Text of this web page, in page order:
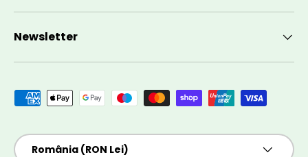
Newsletter
Metode de plată acceptate
Țară/Regiune
România (RON Lei)